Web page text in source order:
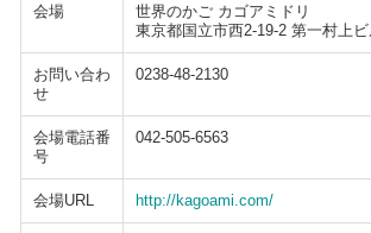
会場
世界のかご カゴアミドリ
東京都国立市西2-19-2 第一村上
お問い合わ
せ
0238-48-2130
会場電話番
号
042-505-6563
会場URL http://kagoami.com/